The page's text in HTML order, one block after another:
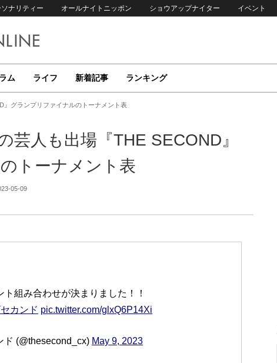
ナリティー オールナイトニッポン ショウアップナイター イベント
ム ライフ 新着記事 ランキング
』グランプリファイナルのトーナメント表
芸人も出場『THE SECOND』
トーナメント表
05-09
組み合わせが決まりました！！
カンド pic.twitter.com/glxQ6P14Xi
(@thesecond_cx) May 9, 2023